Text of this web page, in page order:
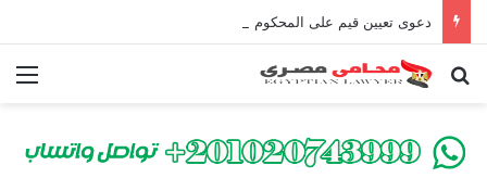
بحث عن